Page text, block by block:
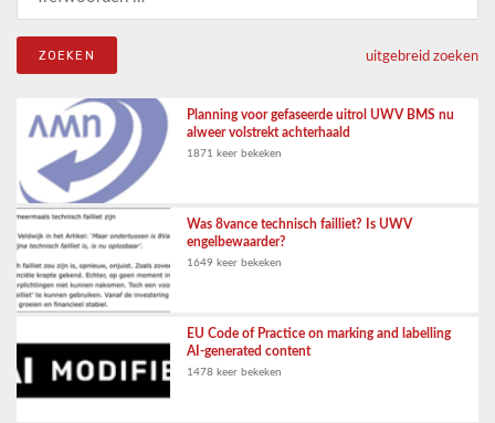
uitgebreid zoeken
Planning voor gefaseerde uitrol UWV BMS nu
alweer volstrekt achterhaald
1871 keer bekeken
Was 8vance technisch failliet? Is UWV
engelbewaarder?
1649 keer bekeken
EU Code of Practice on marking and labelling
AI-generated content
1478 keer bekeken